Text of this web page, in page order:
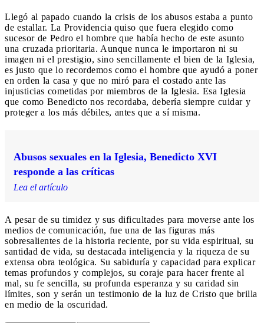
Llegó al papado cuando la crisis de los abusos estaba a punto
de estallar. La Providencia quiso que fuera elegido como
sucesor de Pedro el hombre que había hecho de este asunto
una cruzada prioritaria. Aunque nunca le importaron ni su
imagen ni el prestigio, sino sencillamente el bien de la Iglesia,
es justo que lo recordemos como el hombre que ayudó a poner
en orden la casa y que no miró para el costado ante las
injusticias cometidas por miembros de la Iglesia. Esa Iglesia
que como Benedicto nos recordaba, debería siempre cuidar y
proteger a los más débiles, antes que a sí misma.
Abusos sexuales en la Iglesia, Benedicto XVI
responde a las críticas
Lea el artículo
A pesar de su timidez y sus dificultades para moverse ante los
medios de comunicación, fue una de las figuras más
sobresalientes de la historia reciente, por su vida espiritual, su
santidad de vida, su destacada inteligencia y la riqueza de su
extensa obra teológica. Su sabiduría y capacidad para explicar
temas profundos y complejos, su coraje para hacer frente al
mal, su fe sencilla, su profunda esperanza y su caridad sin
límites, son y serán un testimonio de la luz de Cristo que brilla
en medio de la oscuridad.